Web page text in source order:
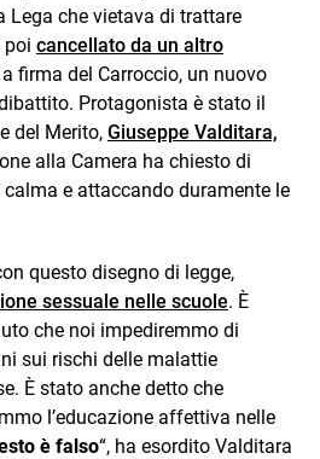
Lega che vietava di trattare
poi cancellato da un altro
firma del Carroccio, un nuovo
Protagonista è stato il
del Merito, Giuseppe Valditara,
alla Camera ha chiesto di
calma e attaccando duramente le
questo disegno di legge,
sessuale nelle scuole. È
che noi impediremmo di
sui rischi delle malattie
È stato anche detto che
l’educazione affettiva nelle
è falso“, ha esordito Valditara